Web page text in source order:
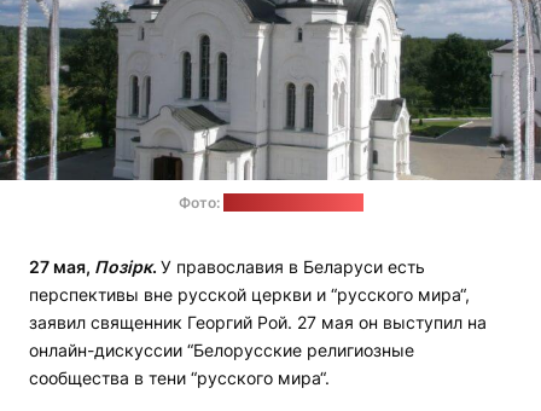
Фото:
27 мая, Позірк. У православия в Беларуси есть
перспективы вне русской церкви и “русского мира“,
заявил священник Георгий Рой. 27 мая он выступил на
онлайн-дискуссии “Белорусские религиозные
сообщества в тени “русского мира“.